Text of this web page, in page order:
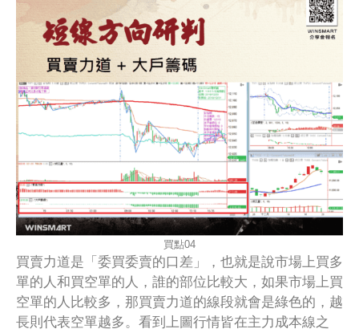
買點04
買賣力道是「委買委賣的口差」，也就是說市場上買多
單的人和買空單的人，誰的部位比較大，如果市場上買
空單的人比較多，那買賣力道的線段就會是綠色的，越
長則代表空單越多。看到上圖行情皆在主力成本線之